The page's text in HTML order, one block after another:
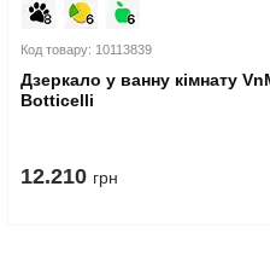
Код товару: 10113839
Дзеркало у ванну кімнату
Botticelli
12.210 грн